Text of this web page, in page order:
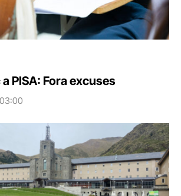
PISA: Fora excuses